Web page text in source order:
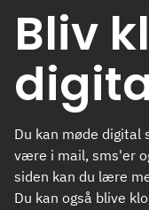
Bliv
Du kan møde digital
være i mail, sms'er
siden kan du lære
Du kan også blive